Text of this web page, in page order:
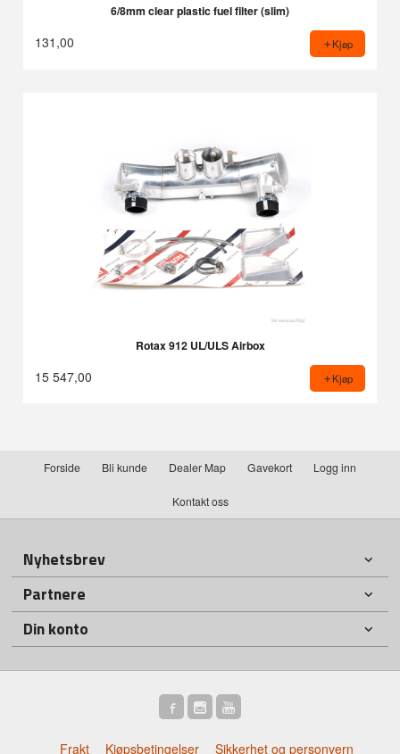
6/8mm clear plastic fuel filter (slim)
131,00 Kjøp
Rotax 912 UL/ULS Airbox
15 547,00 Kjøp
Forside Bli kunde Dealer Map Gavekort Logg inn
Kontakt oss
Nyhetsbrev
Partnere
Din konto
Frakt Kjøpsbetingelser Sikkerhet og personvern